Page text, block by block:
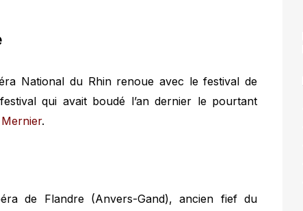
National du Rhin renoue avec le festival de
qui avait boudé l’an dernier le pourtant
.
de Flandre (Anvers-Gand), ancien fief du